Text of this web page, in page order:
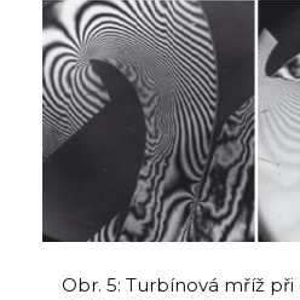
Obr. 5: Turbínová mříž